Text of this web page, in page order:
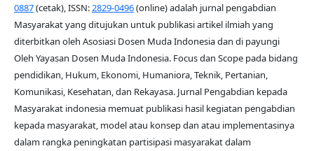
0887(cetak), ISSN:2829-0496(online) adalah jurnal pengabdian
Masyarakat yang ditujukan untuk publikasi artikel ilmiah yang
diterbitkan oleh Asosiasi Dosen Muda Indonesia dan di payungi
Oleh Yayasan Dosen Muda Indonesia. Focus dan Scope pada bidang
pendidikan, Hukum, Ekonomi, Humaniora, Teknik, Pertanian,
Komunikasi, Kesehatan, dan Rekayasa. Jurnal Pengabdian kepada
Masyarakat indonesia memuat publikasi hasil kegiatan pengabdian
kepada masyarakat, model atau konsep dan atau implementasinya
dalam rangka peningkatan partisipasi masyarakat dalam